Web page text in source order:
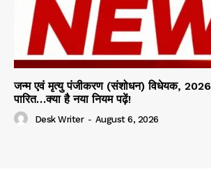
जन्म एवं मृत्यु पंजीकरण (संशोधन) विधेयक,
पारित…क्या है नया नियम पढ़ें!
Desk Writer - August 6, 2026